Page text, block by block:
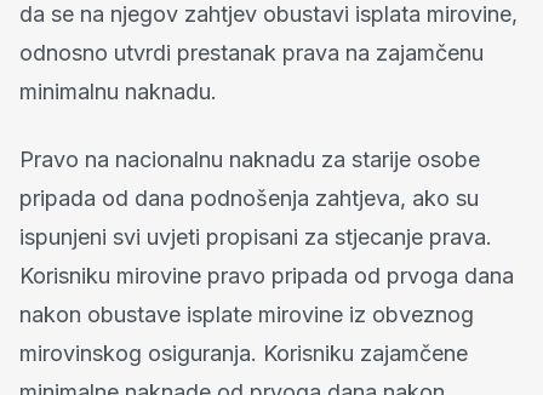
da se na njegov zahtjev obustavi isplata mirovine,
odnosno utvrdi prestanak prava na zajamčenu
minimalnu naknadu.
Pravo na nacionalnu naknadu za starije osobe
pripada od dana podnošenja zahtjeva, ako su
ispunjeni svi uvjeti propisani za stjecanje prava.
Korisniku mirovine pravo pripada od prvoga dana
nakon obustave isplate mirovine iz obveznog
mirovinskog osiguranja. Korisniku zajamčene